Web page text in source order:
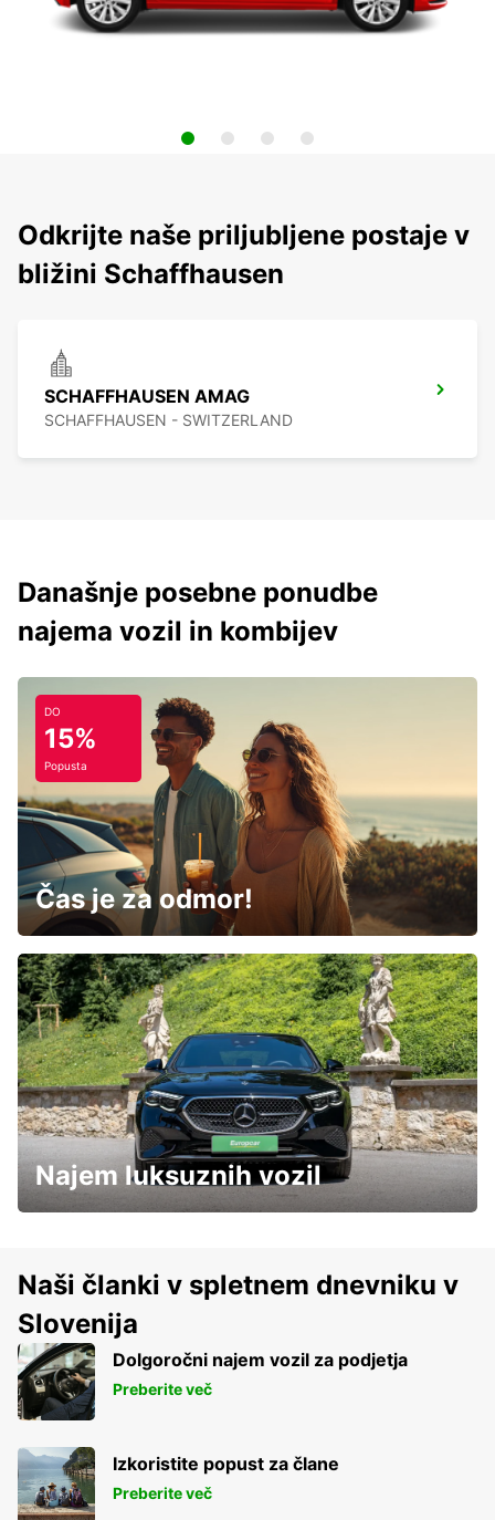
Odkrijte naše priljubljene postaje v
bližini Schaffhausen
SCHAFFHAUSEN AMAG
SCHAFFHAUSEN - SWITZERLAND
Današnje posebne ponudbe
najema vozil in kombijev
DO
15%
Popusta
Čas je za odmor!
Najem luksuznih vozil
Naši članki v spletnem dnevniku v
Slovenija
Dolgoročni najem vozil za podjetja
Preberite več
Izkoristite popust za člane
Preberite več